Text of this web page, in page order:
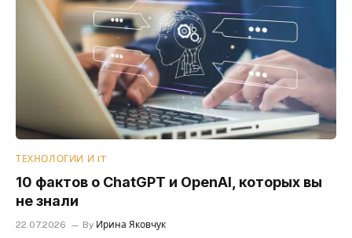
ТЕХНОЛОГИИ И IT
10 фактов о ChatGPT и OpenAI, которых вы
не знали
22.07.2026 By Ирина Яковчук